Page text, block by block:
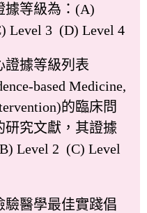
據等級為：(A)
Level 3 (D) Level 4
證據等級列表
based Medicine,
的臨床問
研究文獻，其證據
Level 2 (C) Level
驗醫學最佳實踐倡